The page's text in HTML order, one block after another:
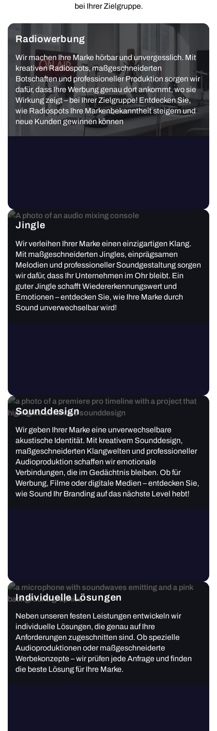
bei Ihrer Zielgruppe.
Radiowerbung
Wir machen Ihre Marke hörbar und unvergesslich. Mit
kreativen Radiospots, maßgeschneiderten
Botschaften und professioneller Produktion sorgen wir
dafür, dass Ihre Werbung genau dort ankommt, wo sie
Wirkung zeigt – bei Ihrer Zielgruppe! Entdecken Sie,
wie Radiospots Ihre Markenbekanntheit steigern und
neue Kunden gewinnen können
Jingle
Wir verleihen Ihrer Marke einen einzigartigen Klang.
Mit maßgeschneiderten Jingles, einprägsamen
Melodien und professioneller Soundgestaltung sorgen
wir dafür, dass Ihr Unternehmen im Ohr bleibt. Ein
guter Jingle schafft Wiedererkennungswert und
Emotionen – entdecken Sie, wie Ihre Marke durch
Sound unverwechselbar wird!
Sounddesign
Wir geben Ihrer Marke eine unverwechselbare
akustische Identität. Mit kreativem Sounddesign,
maßgeschneiderten Klangwelten und professioneller
Audioproduktion schaffen wir emotionale
Verbindungen, die im Gedächtnis bleiben. Ob für
Werbung, Filme oder digitale Medien – entdecken Sie,
wie Sound Ihr Branding auf das nächste Level hebt!
Individuelle Lösungen
Neben unseren festen Leistungen entwickeln wir
individuelle Lösungen, die genau auf Ihre
Anforderungen zugeschnitten sind. Ob spezielle
Audioproduktionen oder maßgeschneiderte
Werbekonzepte – wir prüfen jede Anfrage und finden
die beste Lösung für Ihre Marke.